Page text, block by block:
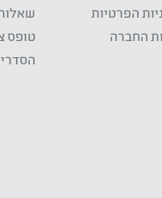
הפרטיות
החברה
טופס